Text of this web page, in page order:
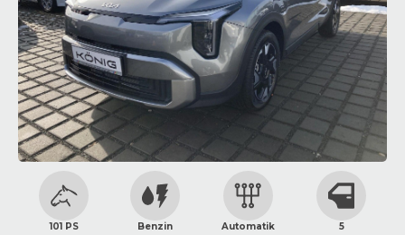
101 PS Benzin Automatik 5